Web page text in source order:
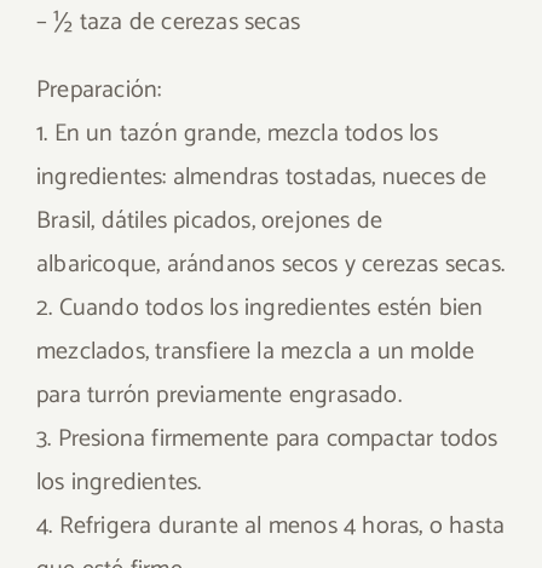
– ½ taza de cerezas secas
Preparación:
1. En un tazón grande, mezcla todos los
ingredientes: almendras tostadas, nueces de
Brasil, dátiles picados, orejones de
albaricoque, arándanos secos y cerezas secas.
2. Cuando todos los ingredientes estén bien
mezclados, transfiere la mezcla a un molde
para turrón previamente engrasado.
3. Presiona firmemente para compactar todos
los ingredientes.
4. Refrigera durante al menos 4 horas, o hasta